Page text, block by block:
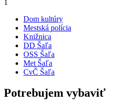
1
Dom kultúry
Mestská polícia
Knižnica
DD Šaľa
OSS Šaľa
Met Šaľa
CvČ Šaľa
Potrebujem vybaviť